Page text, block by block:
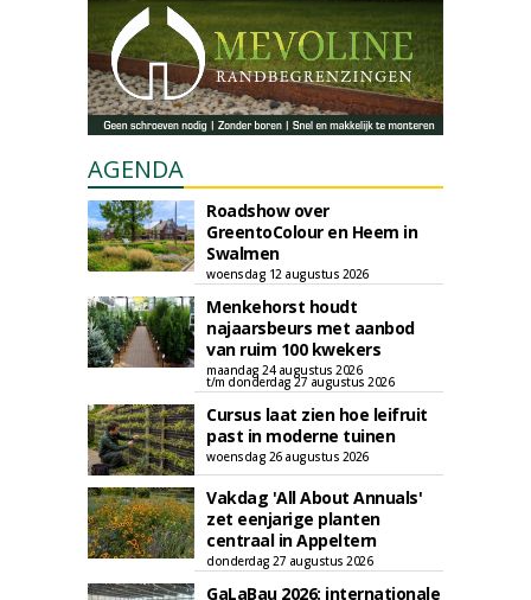
AGENDA
Roadshow over
GreentoColour en Heem in
Swalmen
woensdag 12 augustus 2026
Menkehorst houdt
najaarsbeurs met aanbod
van ruim 100 kwekers
maandag 24 augustus 2026
t/m donderdag 27 augustus 2026
Cursus laat zien hoe leifruit
past in moderne tuinen
woensdag 26 augustus 2026
Vakdag 'All About Annuals'
zet eenjarige planten
centraal in Appeltern
donderdag 27 augustus 2026
GaLaBau 2026: internationale